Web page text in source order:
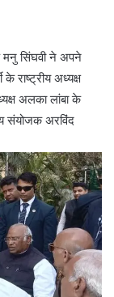
मनु सिंघवी ने अपने
राष्ट्रीय अध्यक्ष
अलका लांबा के
संयोजक अरविंद